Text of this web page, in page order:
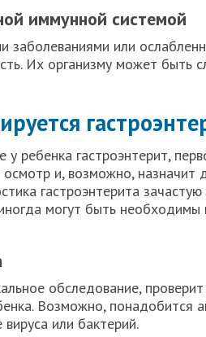
иммунной системой
заболеваниями или
Их организму может быть
у ребенка гастроэнтерит,
осмотр и, возможно,
гастроэнтерита
могут быть необходимы
обследование,
Возможно, понадобится
или бактерий.